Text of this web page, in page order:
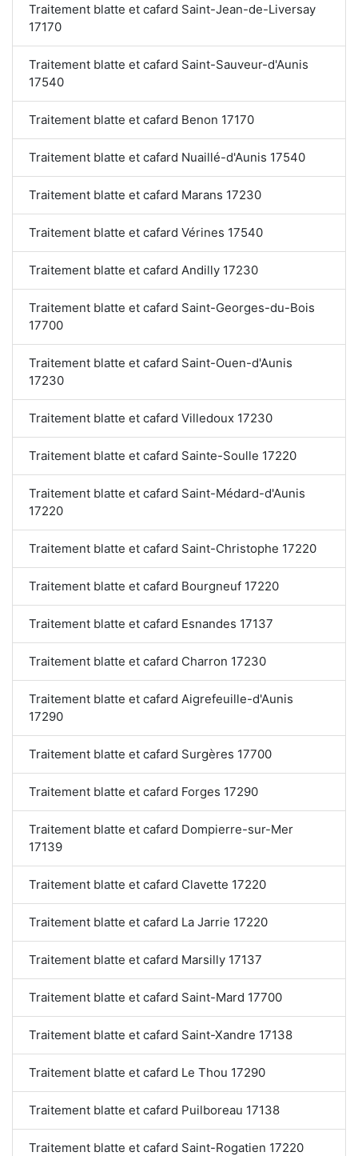
Traitement blatte et cafard Saint-Jean-de-Liversay
17170
Traitement blatte et cafard Saint-Sauveur-d'Aunis
17540
Traitement blatte et cafard Benon 17170
Traitement blatte et cafard Nuaillé-d'Aunis 17540
Traitement blatte et cafard Marans 17230
Traitement blatte et cafard Vérines 17540
Traitement blatte et cafard Andilly 17230
Traitement blatte et cafard Saint-Georges-du-Bois
17700
Traitement blatte et cafard Saint-Ouen-d'Aunis
17230
Traitement blatte et cafard Villedoux 17230
Traitement blatte et cafard Sainte-Soulle 17220
Traitement blatte et cafard Saint-Médard-d'Aunis
17220
Traitement blatte et cafard Saint-Christophe 17220
Traitement blatte et cafard Bourgneuf 17220
Traitement blatte et cafard Esnandes 17137
Traitement blatte et cafard Charron 17230
Traitement blatte et cafard Aigrefeuille-d'Aunis
17290
Traitement blatte et cafard Surgères 17700
Traitement blatte et cafard Forges 17290
Traitement blatte et cafard Dompierre-sur-Mer
17139
Traitement blatte et cafard Clavette 17220
Traitement blatte et cafard La Jarrie 17220
Traitement blatte et cafard Marsilly 17137
Traitement blatte et cafard Saint-Mard 17700
Traitement blatte et cafard Saint-Xandre 17138
Traitement blatte et cafard Le Thou 17290
Traitement blatte et cafard Puilboreau 17138
Traitement blatte et cafard Saint-Rogatien 17220